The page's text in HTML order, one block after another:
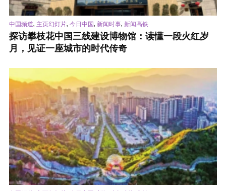
中国频道, 主页幻灯片, 今日中国, 新闻时事, 新闻高铁
探访攀枝花中国三线建设博物馆：读懂一段火红岁
月，见证一座城市的时代传奇